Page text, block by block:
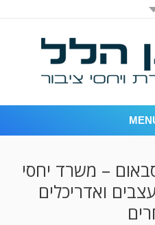
– משרד יחסי
ואדריכלים